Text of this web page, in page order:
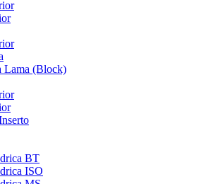
Lama (Block)
BT
ISO